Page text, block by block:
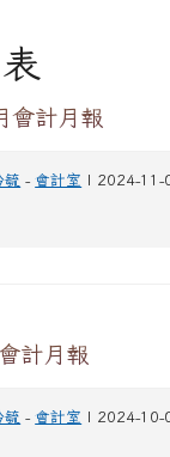
會計月報
毓 -會計室 | 2024-11-
計月報
毓 -會計室 | 2024-10-